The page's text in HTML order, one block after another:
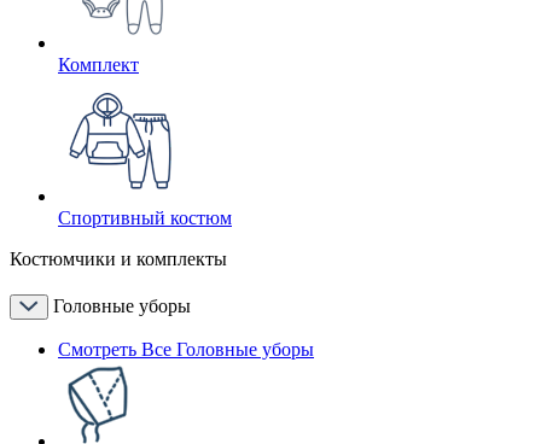
Комплект
Спортивный костюм
Костюмчики и комплекты
Головные уборы
Смотреть Все Головные уборы